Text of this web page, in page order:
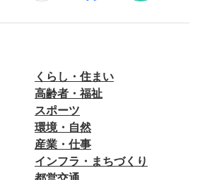
くらし・住まい
高齢者・福祉
スポーツ
環境・自然
産業・仕事
インフラ・まちづくり